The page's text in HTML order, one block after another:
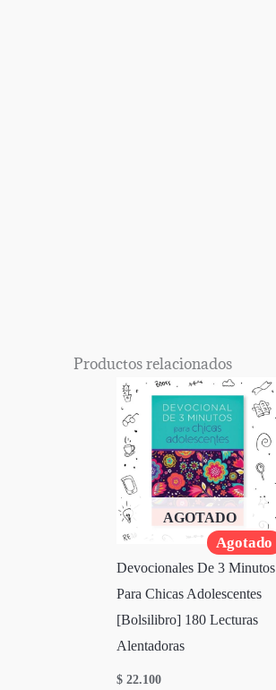
Productos relacionados
Agotado
AGOTADO
Devocionales De 3 Minutos
Para Chicas Adolescentes
[Bolsilibro] 180 Lecturas
Alentadoras
$ 22.100